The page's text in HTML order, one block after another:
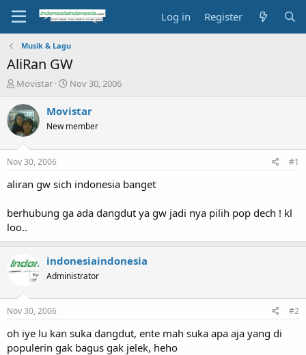
Log in Register
Musik & Lagu
AliRan GW
T
r
e
a
t
a
e
r
Movistar
S
a
t
e
Nov 30, 2006
Movistar
New member
Nov 30, 2006 #1
aliran gw sich indonesia banget
berhubung ga ada dangdut ya gw jadi nya pilih pop dech ! kl
loo..
indonesiaindonesia
Administrator
Nov 30, 2006 #2
oh iye lu kan suka dangdut, ente mah suka apa aja yang di
populerin gak bagus gak jelek, heho